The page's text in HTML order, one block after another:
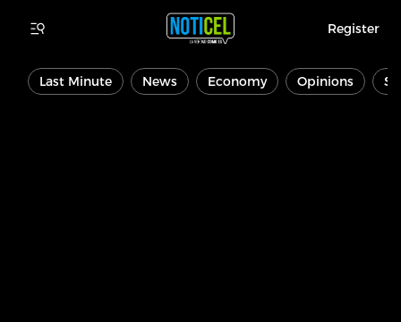
Register
Last Minute News Economy Opinions